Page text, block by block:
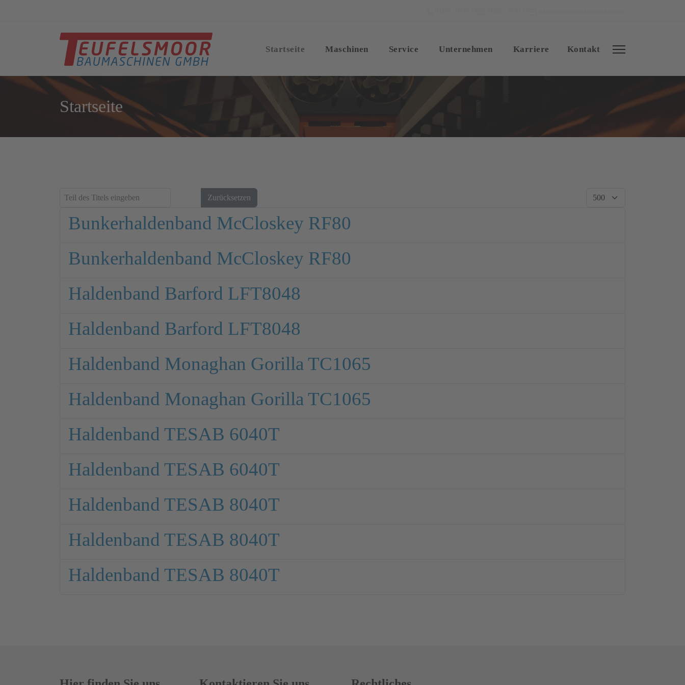
Startseite Maschinen Service Unternehmen Karriere Kontakt
Startseite
Teil des Titels eingeben Zurücksetzen Anzeige #
Bunkerhaldenband McCloskey RF80
Bunkerhaldenband McCloskey RF80
Haldenband Barford LFT8048
Haldenband Barford LFT8048
Haldenband Monaghan Gorilla TC1065
Haldenband Monaghan Gorilla TC1065
Haldenband TESAB 6040T
Haldenband TESAB 6040T
Haldenband TESAB 8040T
Haldenband TESAB 8040T
Haldenband TESAB 8040T